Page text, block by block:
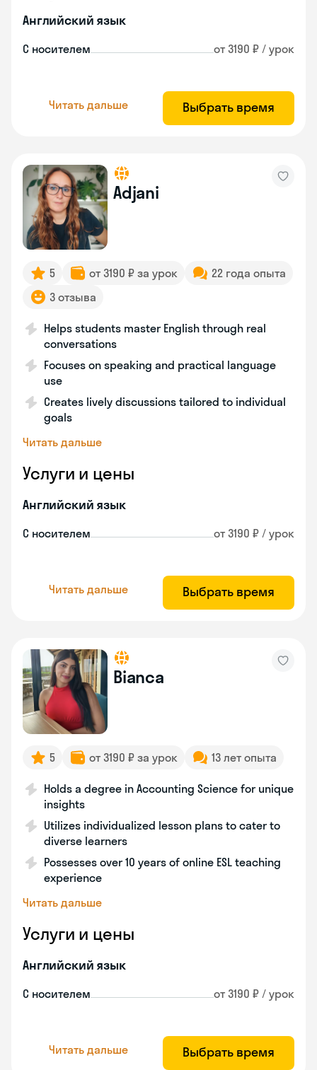
Английский язык
С носителем от 3190 ₽ / урок
Читать дальше Выбрать время
Adjani
5 от 3190 ₽ за урок
22 года опыта
3 отзыва
Helps students master English through real
conversations
Focuses on speaking and practical language
use
Creates lively discussions tailored to individual
goals
Читать дальше
Услуги и цены
Английский язык
С носителем от 3190 ₽ / урок
Читать дальше Выбрать время
Bianca
5 от 3190 ₽ за урок 13 лет опыта
Holds a degree in Accounting Science for unique
insights
Utilizes individualized lesson plans to cater to
diverse learners
Possesses over 10 years of online ESL teaching
experience
Читать дальше
Услуги и цены
Английский язык
С носителем от 3190 ₽ / урок
Читать дальше Выбрать время